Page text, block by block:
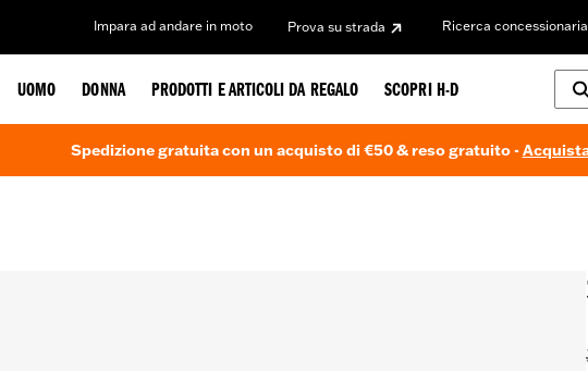
Impara ad andare in moto Prova su strada Ricerca concessionaria
UOMO DONNA PRODOTTI E ARTICOLI DA REGALO SCOPRI H-D
Spedizione gratuita con un acquisto di €50 & reso gratuito -